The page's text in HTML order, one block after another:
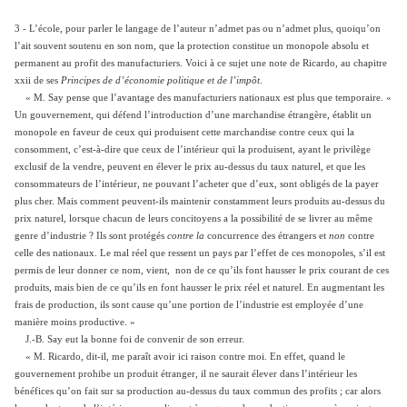
3 - L’école, pour parler le langage de l’auteur n’admet pas ou n’admet plus, quoiqu’on
l’ait souvent soutenu en son nom, que la protection constitue un monopole absolu et
permanent au profit des manufacturiers. Voici à ce sujet une note de Ricardo, au chapitre
xxii de ses Principes de d’économie politique et de l’impôt
« M. Say pense que l’avantage des manufacturiers nationaux est plus que temporaire. «
Un gouvernement, qui défend l’introduction d’une marchandise étrangère, établit un
monopole en faveur de ceux qui produisent cette marchandise contre ceux qui la
consomment, c’est-à-dire que ceux de l’intérieur qui la produisent, ayant le privilège
exclusif de la vendre, peuvent en élever le prix au-dessus du taux naturel, et que les
consommateurs de l’intérieur, ne pouvant l’acheter que d’eux, sont obligés de la payer
plus cher. Mais comment peuvent-ils maintenir constamment leurs produits au-dessus du
prix naturel, lorsque chacun de leurs concitoyens a la possibilité de se livrer au même
genre d’industrie ? Ils sont protégés contre la concurrence des étrangers et non contre
celle des nationaux. Le mal réel que ressent un pays par l’effet de ces monopoles, s’il est
permis de leur donner ce nom, vient, non de ce qu’ils font hausser le prix courant de ces
produits, mais bien de ce qu’ils en font hausser le prix réel et naturel. En augmentant les
frais de production, ils sont cause qu’une portion de l’industrie est employée d’une
manière moins productive. »
J.-B. Say eut la bonne foi de convenir de son erreur.
« M. Ricardo, dit-il, me paraît avoir ici raison contre moi. En effet, quand le
gouvernement prohibe un produit étranger, il ne saurait élever dans l’intérieur les
bénéfices qu’on fait sur sa production au-dessus du taux commun des profits ; car alors